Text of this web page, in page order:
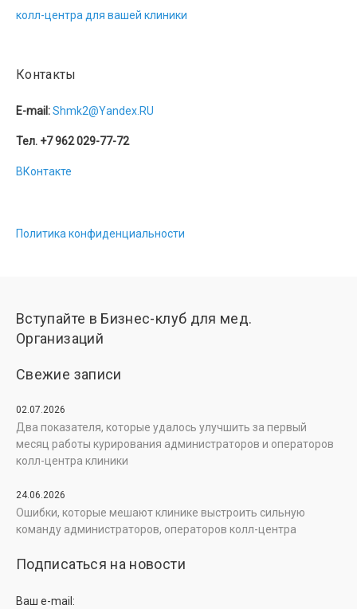
колл-центра для вашей клиники
Контакты
E-mail:Shmk2@Yandex.RU
Тел. +7 962 029-77-72
ВКонтакте
Политика конфиденциальности
Вступайте в Бизнес-клуб для мед.
Организаций
Свежие записи
02.07.2026
Два показателя, которые удалось улучшить за первый
месяц работы курирования администраторов и операторов
колл-центра клиники
24.06.2026
Ошибки, которые мешают клинике выстроить сильную
команду администраторов, операторов колл-центра
Подписаться на новости
Ваш e-mail: